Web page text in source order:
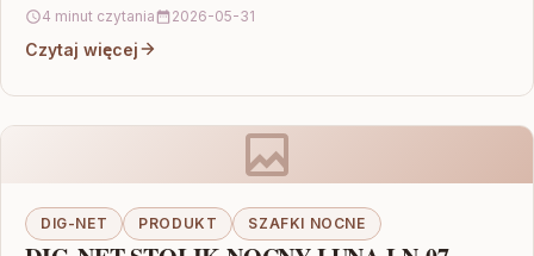
4 minut czytania 2026-05-31
Czytaj więcej
DIG-NET PRODUKT SZAFKI NOCNE